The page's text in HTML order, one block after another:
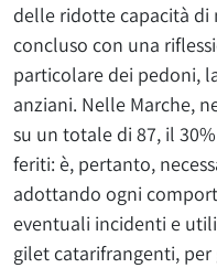
delle ridotte capacità di
concluso con una
particolare dei pedoni,
anziani. Nelle Marche,
su un totale di 87, il
feriti: è, pertanto,
adottando ogni
eventuali incidenti e
gilet catarifrangenti,